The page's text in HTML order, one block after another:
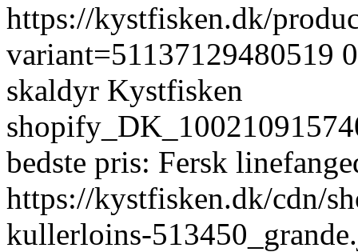
https://kystfisken.dk/
variant=51137129480519 0
skaldyr Kystfisken
bedste pris: Fersk
https://kystfisken.dk/cdn/
kullerloins-